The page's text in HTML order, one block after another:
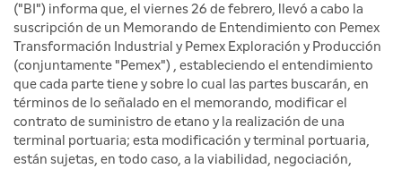
("BI") informa que, el viernes 26 de febrero, llevó a cabo la
suscripción de un Memorando de Entendimiento con Pemex
Transformación Industrial y Pemex Exploración y Producción
(conjuntamente "Pemex") , estableciendo el entendimiento
que cada parte tiene y sobre lo cual las partes buscarán, en
términos de lo señalado en el memorando, modificar el
contrato de suministro de etano y la realización de una
terminal portuaria; esta modificación y terminal portuaria,
están sujetas, en todo caso, a la viabilidad, negociación,